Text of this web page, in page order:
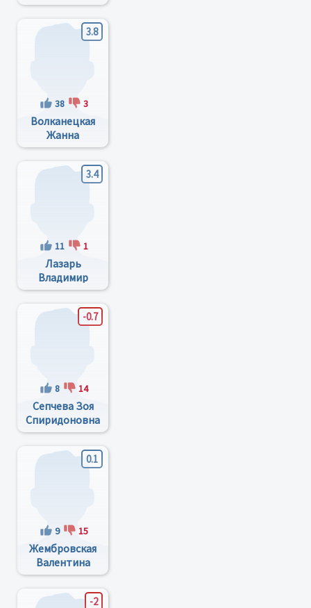
3.8
38 3
Волканецкая
Жанна
Николаевна
3.4
11 1
Лазарь
Владимир
Иванович
-0.7
8 14
Сепчева Зоя
Спиридоновна
0.1
9 15
Жембровская
Валентина
Михайловна
-2